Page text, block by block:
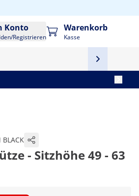
Konto
Registrieren
Warenkorb
Kasse
BLACK
- Sitzhöhe 49 - 63